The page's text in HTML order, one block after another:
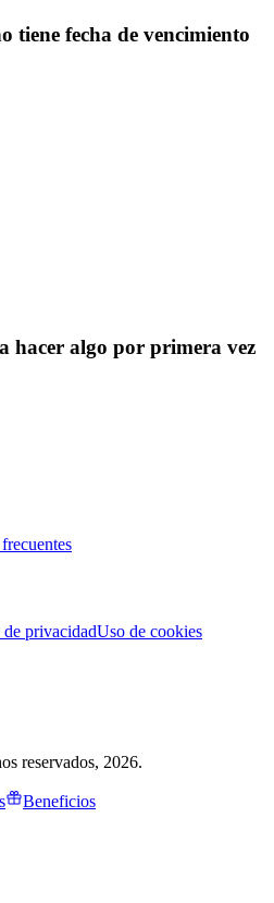
tiene fecha de vencimiento
hacer algo por primera vez
privacidadUso de cookies
reservados, 2026.
Beneficios